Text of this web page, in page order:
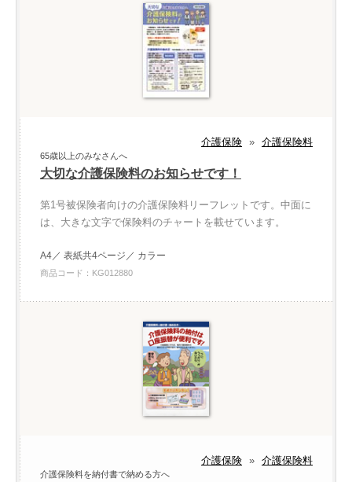
介護保険 » 介護保険料
65歳以上のみなさんへ
大切な介護保険料のお知らせです！
第1号被保険者向けの介護保険料リーフレットです。中面に
は、大きな文字で保険料のチャートを載せています。
A4／ 表紙共4ページ／ カラー
商品コード：KG012880
介護保険 » 介護保険料
介護保険料を納付書で納める方へ